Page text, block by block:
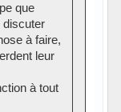
que
discuter
à faire,
leur
à tout